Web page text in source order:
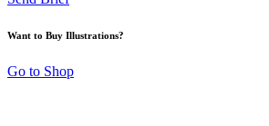
Want to Buy Illustrations?
Go to Shop